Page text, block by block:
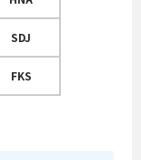
SDJ
FKS